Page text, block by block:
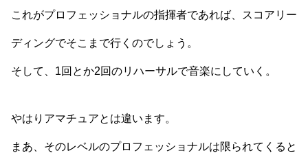
これがプロフェッショナルの指揮者であれば、スコアリー
ディングでそこまで行くのでしょう。
そして、1回とか2回のリハーサルで音楽にしていく。
やはりアマチュアとは違います。
まあ、そのレベルのプロフェッショナルは限られてくると